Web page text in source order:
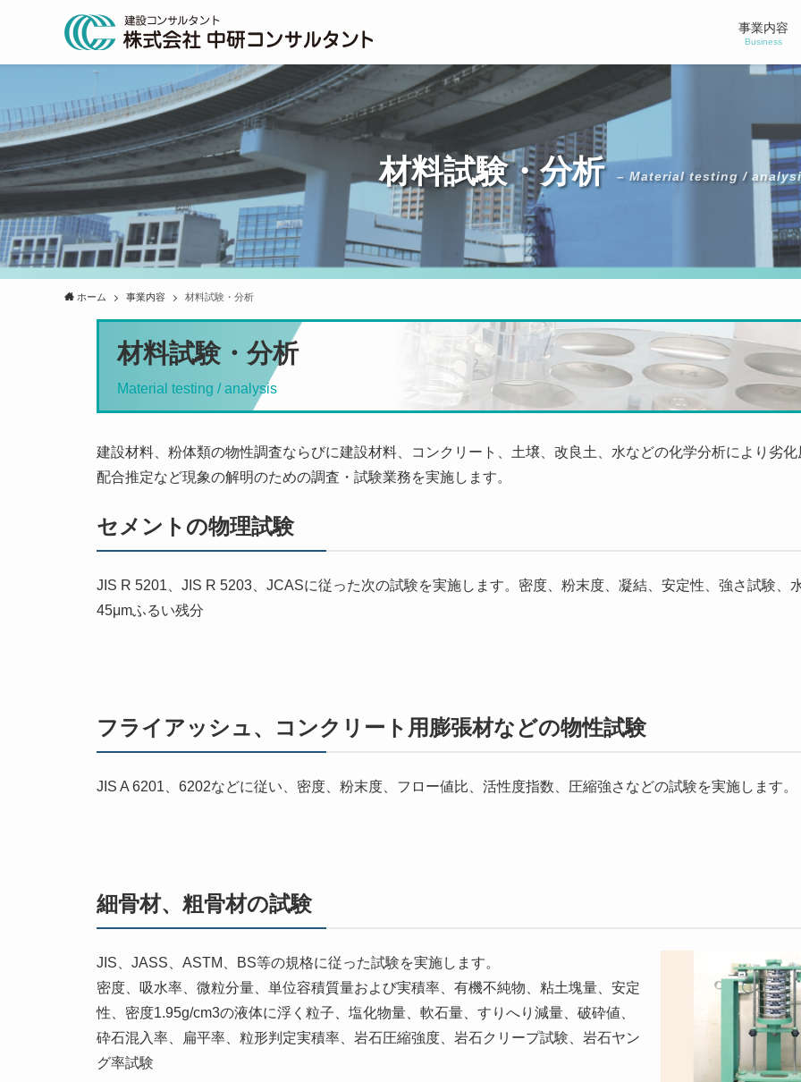
事業内容
Business
材料試験・分析 – Material testing /
ホーム 事業内容 材料試験・分析
材料試験・分析
Material testing / analysis
建設材料、粉体類の物性調査ならびに建設材料、コンクリート、土壌、改良土、水などの化学分析により劣
配合推定など現象の解明のための調査・試験業務を実施します。
セメントの物理試験
JIS R 5201、JIS R 5203、JCASに従った次の試験を実施します。密度、粉末度、凝結、安定性、強さ試験、
45μmふるい残分
フライアッシュ、コンクリート用膨張材などの物性試験
JIS A 6201、6202などに従い、密度、粉末度、フロー値比、活性度指数、圧縮強さなどの試験を実施します。
細骨材、粗骨材の試験
JIS、JASS、ASTM、BS等の規格に従った試験を実施します。
密度、吸水率、微粒分量、単位容積質量および実積率、有機不純物、粘土塊量、安定
性、密度1.95g/cm3の液体に浮く粒子、塩化物量、軟石量、すりへり減量、破砕値、
砕石混入率、扁平率、粒形判定実積率、岩石圧縮強度、岩石クリープ試験、岩石ヤン
グ率試験